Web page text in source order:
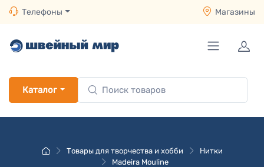
Телефоны Магазины
Каталог
Товары для творчества и хобби
Нитки
Madeira Mouline